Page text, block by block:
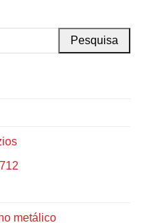
Pesquisa
metálico